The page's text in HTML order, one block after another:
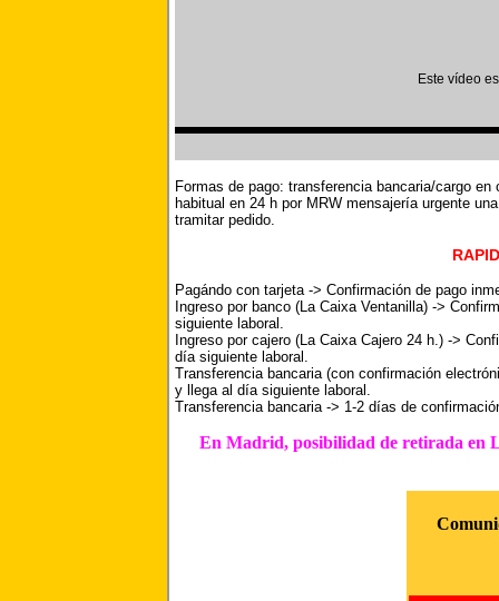
Este vídeo
Formas de pago: transferencia bancaria/cargo
habitual en 24 h por MRW mensajería urgente
tramitar pedido.
Pagándo con tarjeta -> Confirmación de pago
Ingreso por banco (La Caixa Ventanilla) ->
siguiente laboral.
Ingreso por cajero (La Caixa Cajero 24 h.) ->
día siguiente laboral.
Transferencia bancaria (con confirmación
y llega al día siguiente laboral.
Transferencia bancaria -> 1-2 días de
En Madrid, posibilidad de retirada en